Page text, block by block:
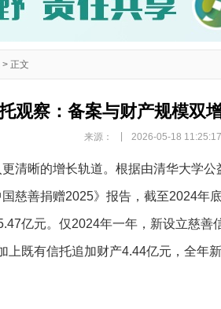
> 正文
观察：备案与财产规模双
来源： 2026-05-18 11:25:17
清晰的增长轨道。根据由清华大学
慈善捐赠2025》报告，截至2024年
亿元。仅2024年一年，新设立慈善
上既有信托追加财产4.44亿元，全年